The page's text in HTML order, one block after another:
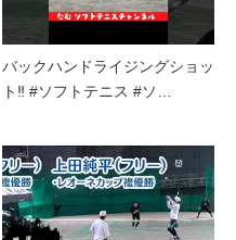
バックハンドライジングショッ
ト‼︎ #ソフトテニス #ソ…